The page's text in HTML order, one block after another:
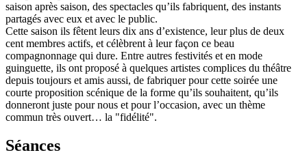
saison après saison, des spectacles qu’ils fabriquent, des instants
partagés avec eux et avec le public.
Cette saison ils fêtent leurs dix ans d’existence, leur plus de deux
cent membres actifs, et célèbrent à leur façon ce beau
compagnonnage qui dure. Entre autres festivités et en mode
guinguette, ils ont proposé à quelques artistes complices du théâtre
depuis toujours et amis aussi, de fabriquer pour cette soirée une
courte proposition scénique de la forme qu’ils souhaitent, qu’ils
donneront juste pour nous et pour l’occasion, avec un thème
commun très ouvert… la "fidélité".
Séances